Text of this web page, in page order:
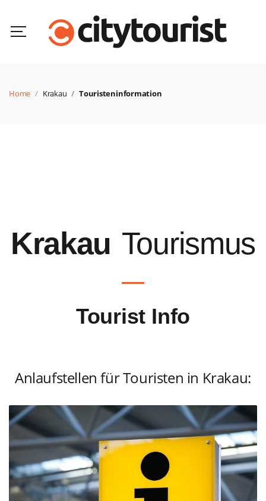
Home Krakau Touristeninformation
Krakau Tourismus
Tourist Info
Anlaufstellen für Touristen in Krakau: